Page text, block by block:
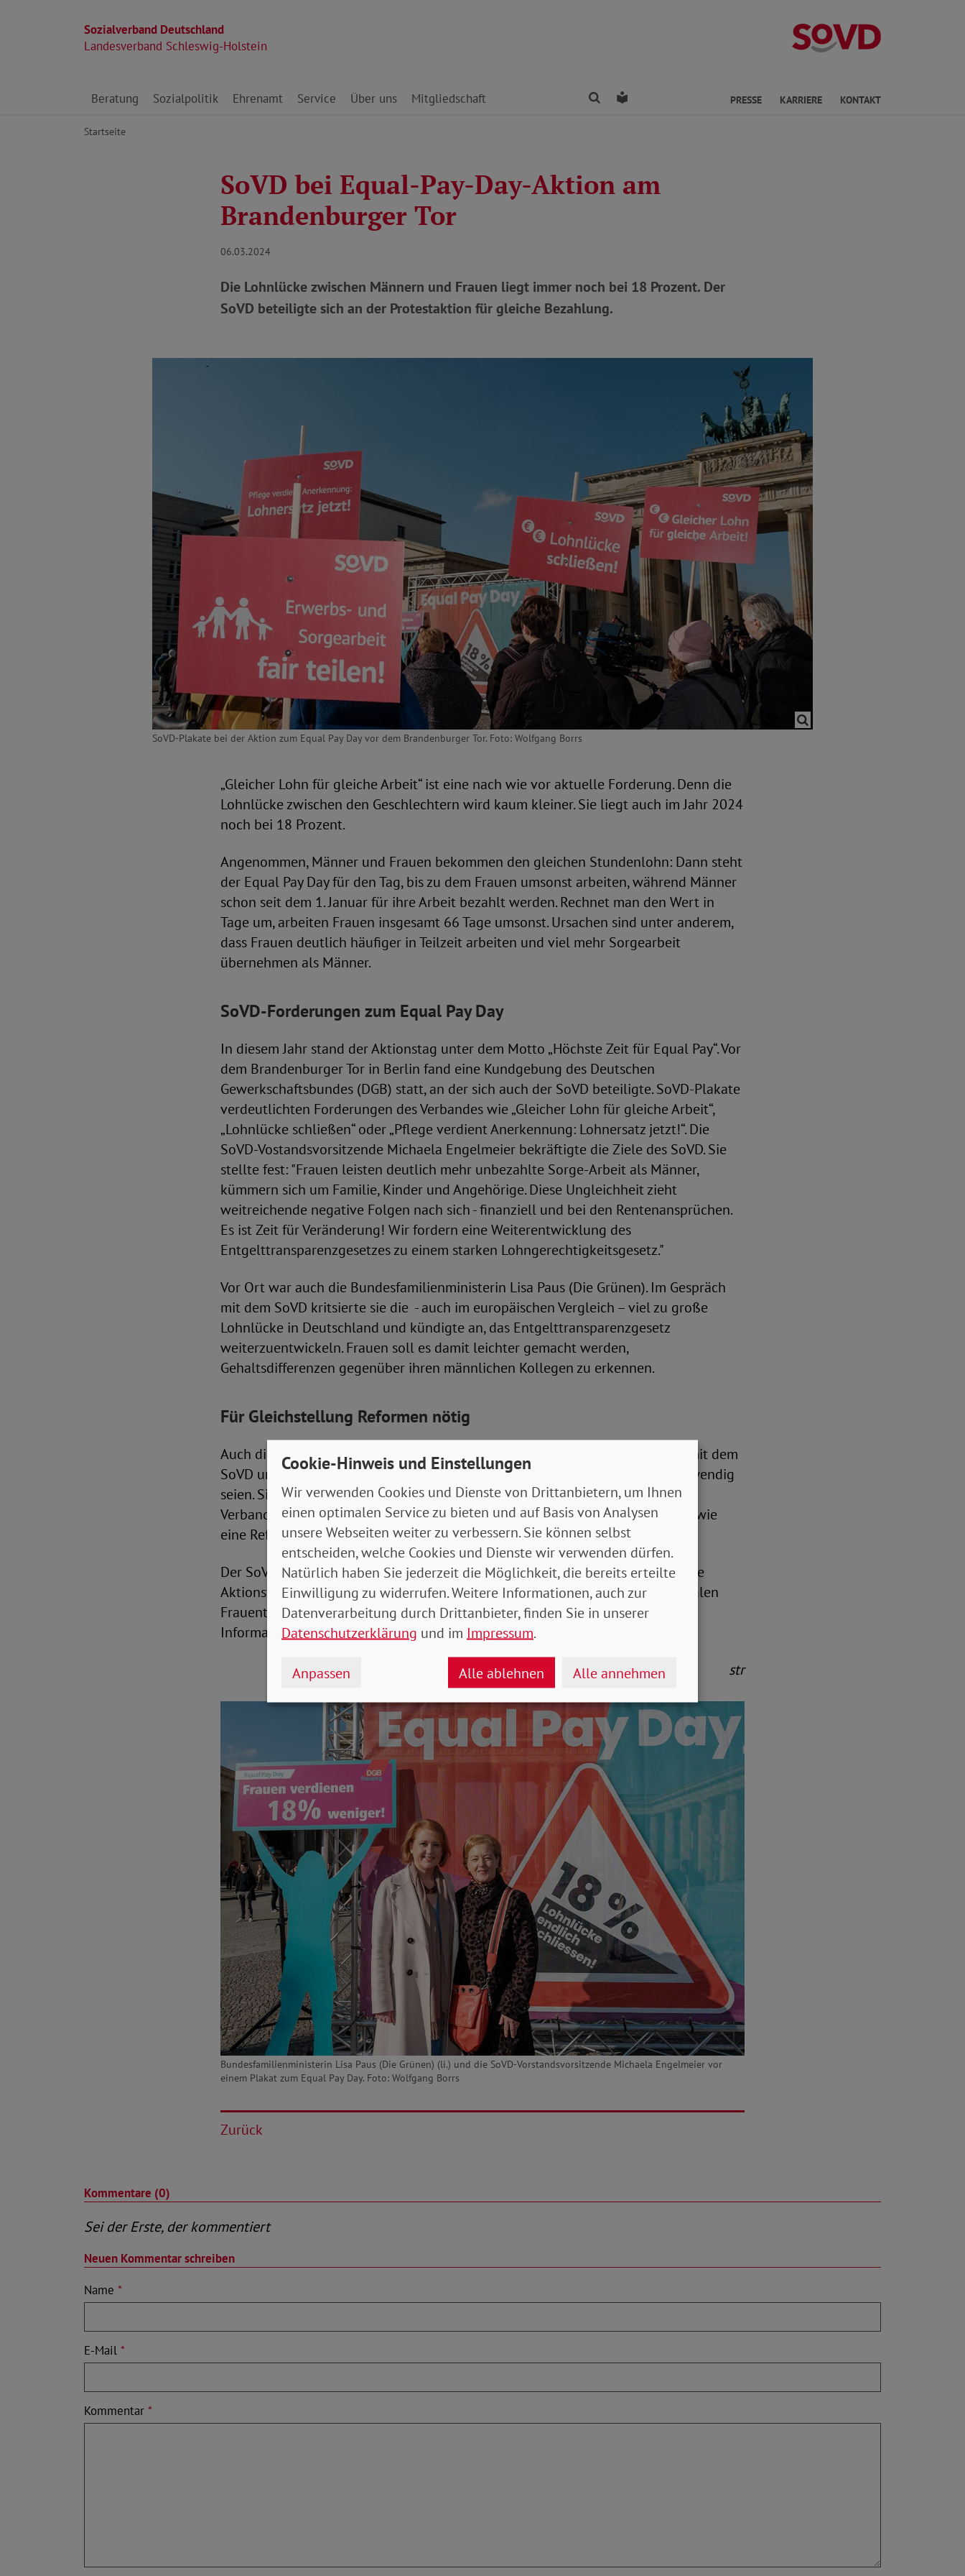
Sozialverband Deutschland
Landesverband Schleswig-Holstein
Direkt zu den Inhalten springen
Beratung Sozialpolitik Ehrenamt Service Über uns Mitgliedschaft FindenLeichte Sprache PRESSE KARRIERE KONTAKT
Startseite
SoVD bei Equal-Pay-Day-Aktion am
Brandenburger Tor
06.03.2024
Die Lohnlücke zwischen Männern und Frauen liegt immer noch bei 18 Prozent. Der
SoVD beteiligte sich an der Protestaktion für gleiche Bezahlung.
SoVD-Plakate bei der Aktion zum Equal Pay Day vor dem Brandenburger Tor. Foto: Wolfgang Borrs
„Gleicher Lohn für gleiche Arbeit“ ist eine nach wie vor aktuelle Forderung. Denn die
Lohnlücke zwischen den Geschlechtern wird kaum kleiner. Sie liegt auch im Jahr 2024
noch bei 18 Prozent.
Angenommen, Männer und Frauen bekommen den gleichen Stundenlohn: Dann steht
der Equal Pay Day für den Tag, bis zu dem Frauen umsonst arbeiten, während Männer
schon seit dem 1. Januar für ihre Arbeit bezahlt werden. Rechnet man den Wert in
Tage um, arbeiten Frauen insgesamt 66 Tage umsonst. Ursachen sind unter anderem,
dass Frauen deutlich häufiger in Teilzeit arbeiten und viel mehr Sorgearbeit
übernehmen als Männer.
SoVD-Forderungen zum Equal Pay Day
In diesem Jahr stand der Aktionstag unter dem Motto „Höchste Zeit für Equal Pay“. Vor
dem Brandenburger Tor in Berlin fand eine Kundgebung des Deutschen
Gewerkschaftsbundes (DGB) statt, an der sich auch der SoVD beteiligte. SoVD-Plakate
verdeutlichten Forderungen des Verbandes wie „Gleicher Lohn für gleiche Arbeit“,
„Lohnlücke schließen“ oder „Pflege verdient Anerkennung: Lohnersatz jetzt!“. Die
SoVD-Vostandsvorsitzende Michaela Engelmeier bekräftigte die Ziele des SoVD. Sie
stellte fest: "Frauen leisten deutlich mehr unbezahlte Sorge-Arbeit als Männer,
kümmern sich um Familie, Kinder und Angehörige. Diese Ungleichheit zieht
weitreichende negative Folgen nach sich - finanziell und bei den Rentenansprüchen.
Es ist Zeit für Veränderung! Wir fordern eine Weiterentwicklung des
Entgelttransparenzgesetzes zu einem starken Lohngerechtigkeitsgesetz."
Vor Ort war auch die Bundesfamilienministerin Lisa Paus (Die Grünen). Im Gespräch
mit dem SoVD kritsierte sie die - auch im europäischen Vergleich – viel zu große
Lohnlücke in Deutschland und kündigte an, das Entgelttransparenzgesetz
weiterzuentwickeln. Frauen soll es damit leichter gemacht werden,
Gehaltsdifferenzen gegenüber ihren männlichen Kollegen zu erkennen.
Für Gleichstellung Reformen nötig
Auch die Antidiskriminierungsbeauftragte des Bundes, Ferda Ataman, sprach mit dem
SoVD und stellte drei Bereiche heraus, in denen schnelle Verbesserungen notwendig
seien. Sie nannte die Einführung eines Entgelttransparenzgesetz mit
Verbandsklagerecht, eine Aufwertung von Berufen mit hohem Frauenanteil sowie
eine Reform des Steuerrechts und die Abschaffung des Ehegattensplitting.
Der SoVD hat den März zum Gleichstellungsmonat ausgerufen und rund um die
Aktionstage, Equal Pay Day, Equal Care Day (29. Februar) und dem Internationalen
Frauentag (8. März) eine
Themenseitemit Dossiers, Interviews und weiteren
Informationen zur Gleichstellungspolitik online gestellt.
str
Bundesfamilienministerin Lisa Paus (Die Grünen) (li.) und die SoVD-Vorstandsvorsitzende Michaela Engelmeier vor
einem Plakat zum Equal Pay Day. Foto: Wolfgang Borrs
Zurück
Kommentare (0)
Sei der Erste, der kommentiert
Neuen Kommentar schreiben
Name *
E-Mail *
Kommentar *
Cookie-Hinweis und Einstellungen
Wir verwenden Cookies und Dienste von Drittanbietern, um Ihnen
einen optimalen Service zu bieten und auf Basis von Analysen
unsere Webseiten weiter zu verbessern. Sie können selbst
entscheiden, welche Cookies und Dienste wir verwenden dürfen.
Natürlich haben Sie jederzeit die Möglichkeit, die bereits erteilte
Einwilligung zu widerrufen. Weitere Informationen, auch zur
Datenverarbeitung durch Drittanbieter, finden Sie in unserer
Datenschutzerklärung und im Impressum.
Anpassen Alle ablehnen Alle annehmen